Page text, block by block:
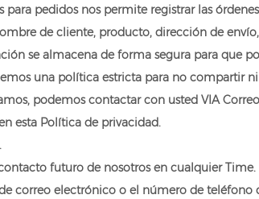
pedidos nos permite registrar las
de cliente, producto, dirección de
se almacena de forma segura para que
una política estricta para no compartir
podemos contactar con usted VIA
esta Política de privacidad.
futuro de nosotros en cualquier
correo electrónico o el número de teléfono